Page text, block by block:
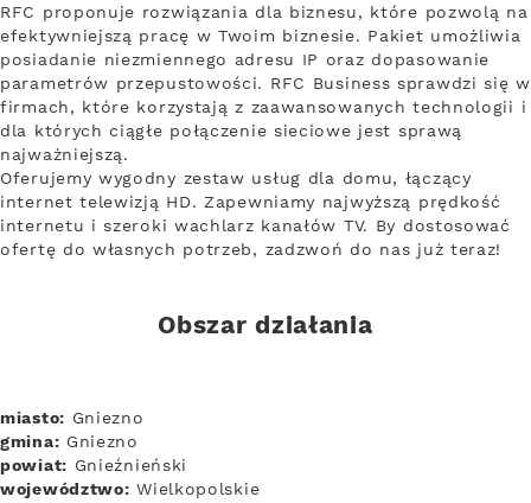
RFC proponuje rozwiązania dla biznesu, które pozwolą na
efektywniejszą pracę w Twoim biznesie. Pakiet umożliwia
posiadanie niezmiennego adresu IP oraz dopasowanie
parametrów przepustowości. RFC Business sprawdzi się w
firmach, które korzystają z zaawansowanych technologii i
dla których ciągłe połączenie sieciowe jest sprawą
najważniejszą.
Oferujemy wygodny zestaw usług dla domu, łączący
internet telewizją HD. Zapewniamy najwyższą prędkość
internetu i szeroki wachlarz kanałów TV. By dostosować
ofertę do własnych potrzeb, zadzwoń do nas już teraz!
Obszar działania
miasto: Gniezno
gmina: Gniezno
powiat: Gnieźnieński
województwo: Wielkopolskie